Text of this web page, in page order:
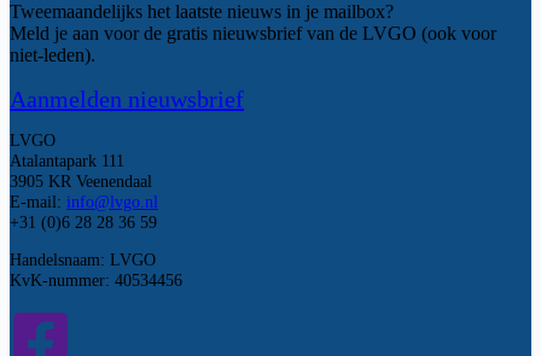
Tweemaandelijks het laatste nieuws in je mailbox?
Meld je aan voor de gratis nieuwsbrief van de LVGO (ook voor
niet-leden).
Aanmelden nieuwsbrief
LVGO
Atalantapark 111
3905 KR Veenendaal
E-mail: info@lvgo.nl
+31 (0)6 28 28 36 59
Handelsnaam: LVGO
KvK-nummer: 40534456